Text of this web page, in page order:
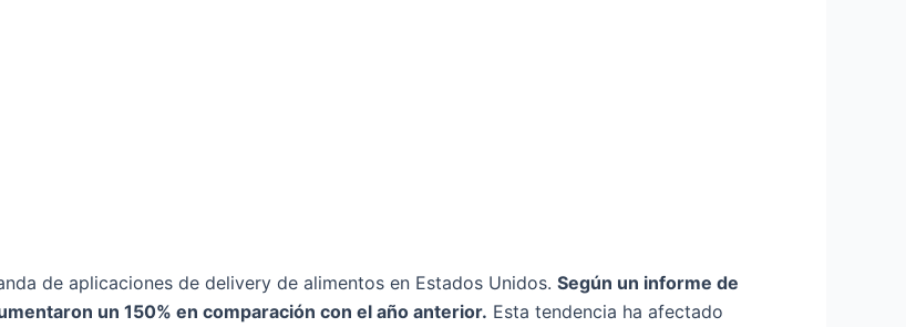
de aplicaciones de delivery de alimentos en Estados Unidos. Según un informe de
un 150% en comparación con el año anterior. Esta tendencia ha afectado